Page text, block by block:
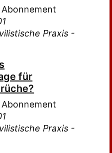
Praxis -
für
Praxis -